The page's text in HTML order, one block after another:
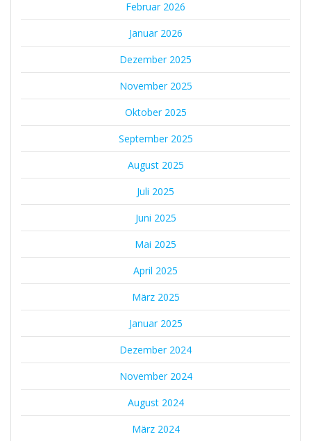
Februar 2026
Januar 2026
Dezember 2025
November 2025
Oktober 2025
September 2025
August 2025
Juli 2025
Juni 2025
Mai 2025
April 2025
März 2025
Januar 2025
Dezember 2024
November 2024
August 2024
März 2024